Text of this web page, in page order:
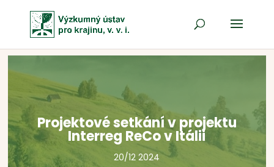
Projektové setkání v projektu
Interreg ReCo v Itálii
20/12 2024